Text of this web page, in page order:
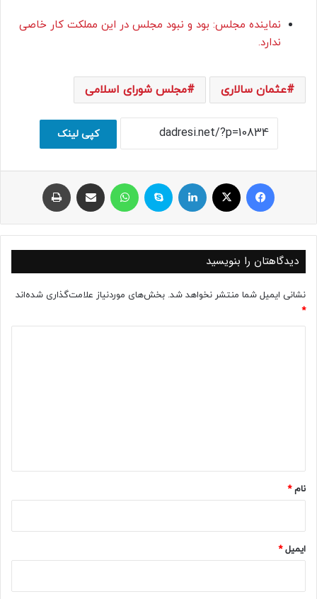
نماینده مجلس: بود و نبود مجلس در این مملکت کار خاصی
ندارد.
عثمان سالاری مجلس شورای اسلامی
کپی لینک
فیسبوک ایکس لینکداین اسکایپ واتس آپ اشتراک با ایمیل
دیدگاهتان را بنویسید
نشانی ایمیل شما منتشر نخواهد شد. بخش‌های موردنیاز علامت‌گذاری شده‌اند
*
نام*
ایمیل*